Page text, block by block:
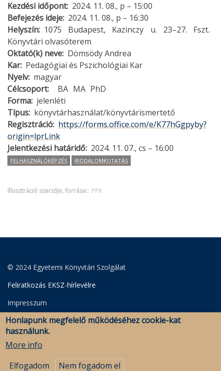
Kezdési időpont 2024. 11. 08., p – 15:00
Befejezés ideje 2024. 11. 08., p – 16:30
Helyszín 1075 Budapest, Kazinczy u. 23–27. Fszt.
Könyvtári olvasóterem
Oktató(k) neve Dömsödy Andrea
Kar Pedagógiai és Pszichológiai Kar
Nyelv magyar
Célcsoport
BA MA PhD
Forma jelenléti
Típus könyvtárhasználat/könyvtárismertető
Regisztráció https://forms.office.com/e/K77hGgpyby?
origin=lprLink
Jelentkezési határidő 2024. 11. 07., cs – 16:00
FELHASZNÁLÓKÉPZÉS IRODALOMKUTATÁS
Illusztráció szerzője, forrása: PPK
© 2024 Egyetemi Könyvtári Szolgálat
Feliratkozás EKSZ-hírlevélre
Impresszum
Adatkezelési Szabályzat
Honlapunk megfelelő működéséhez cookie-kat
használunk.
More info
Elfogadom
Nem fogadom el